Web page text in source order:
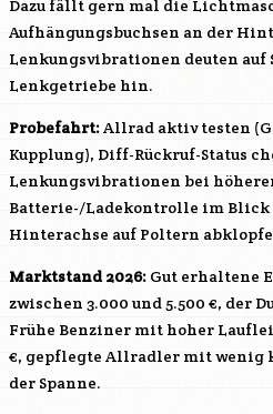
Dazu fällt gern mal die
Aufhängungsbuchsen an der
Lenkungsvibrationen deuten auf
Lenkgetriebe hin.
Probefahrt:Allrad aktiv testen
Kupplung), Diff-Rückruf-Status
Lenkungsvibrationen bei
Batterie-/Ladekontrolle im Blick
Hinterachse auf Poltern
Marktstand 2026: Gut erhaltene
zwischen 3.000 und 5.500 €, der
Frühe Benziner mit hoher
€, gepflegte Allradler mit wenig
der Spanne.